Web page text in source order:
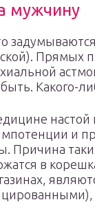
мужчину
Прямых
Какого-
настой
и
Причина
в